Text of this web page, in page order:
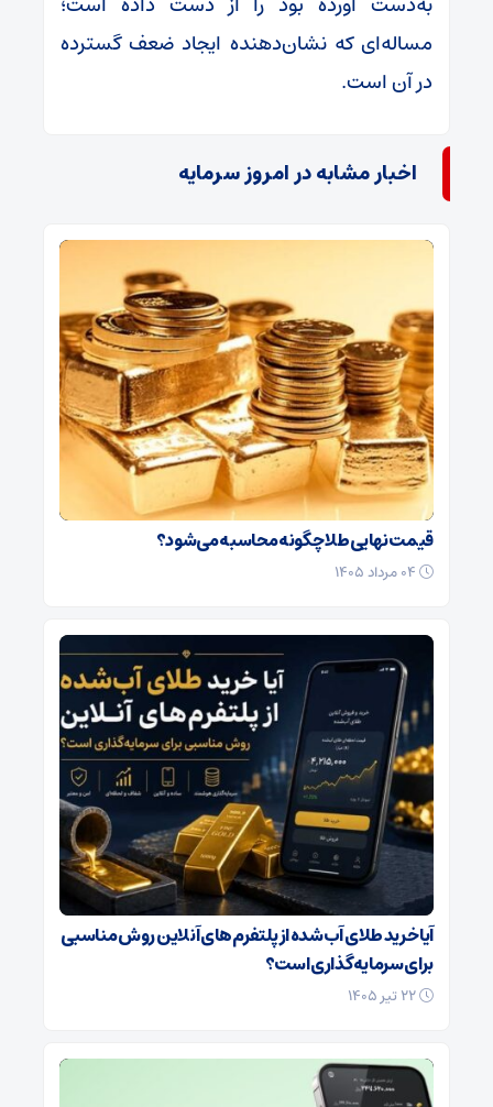
مساله‌ای که نشان‌دهنده ایجاد ضعف گسترده
در آن است.
اخبار مشابه در امروز سرمایه
قیمت نهایی طلا چگونه محاسبه می‌شود؟
آیا خرید طلای آب‌شده از پلتفرم‌های آنلاین روش مناسبی
برای سرمایه‌گذاری است؟